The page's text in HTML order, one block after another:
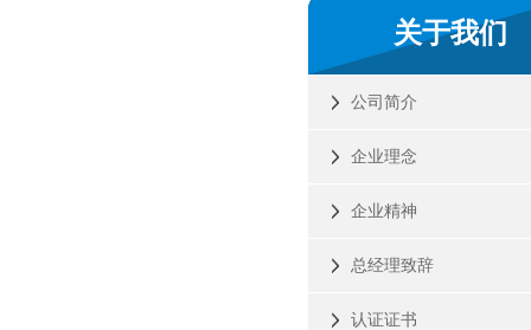
关于我们
公司简介
企业理念
企业精神
总经理致辞
认证证书